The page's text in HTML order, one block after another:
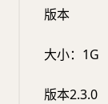
版本
大小：1G
版本2.3.0